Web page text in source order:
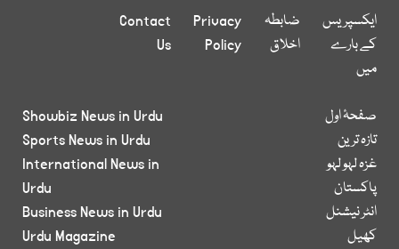
ایکسپریس
کے بارے
میں
ضابطہ
اخلاق
Privacy
Policy
Contact
Us
صفحۂ اول
تازہ ترین
غزہ لہو لہو
پاکستان
انٹر نیشنل
کھیل
Showbiz News in Urdu
Sports News in Urdu
International News in
Urdu
Business News in Urdu
Urdu Magazine